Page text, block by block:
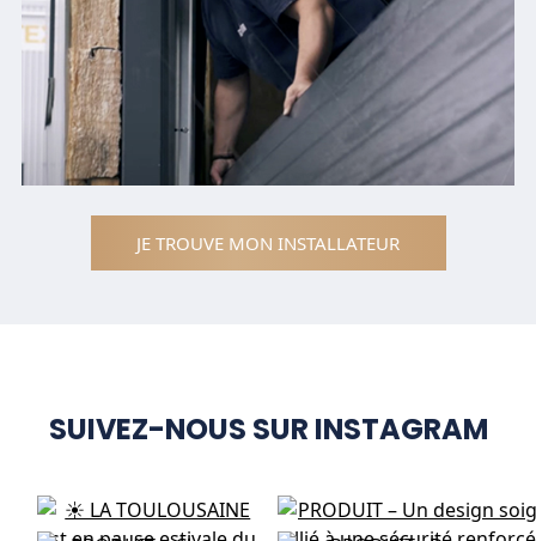
JE TROUVE MON INSTALLATEUR
SUIVEZ-NOUS SUR INSTAGRAM